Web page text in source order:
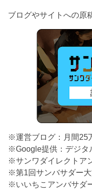
ブログやサイトへの原
※運営ブログ：月間25
※Google提供：デジタ
※サンワダイレクトア
※第1回サンバサダー
※いいちこアンバサダ